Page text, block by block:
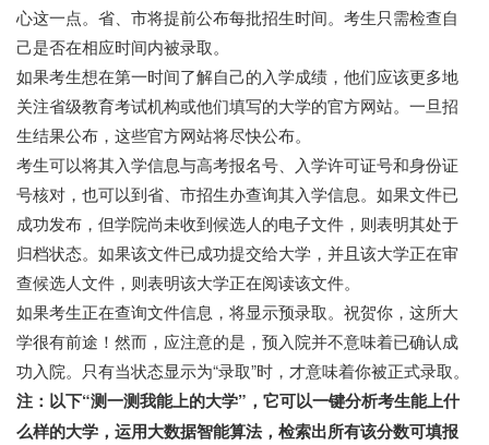
心这一点。省、市将提前公布每批招生时间。考生只需检查自
己是否在相应时间内被录取。
如果考生想在第一时间了解自己的入学成绩，他们应该更多地
关注省级教育考试机构或他们填写的大学的官方网站。一旦招
生结果公布，这些官方网站将尽快公布。
考生可以将其入学信息与高考报名号、入学许可证号和身份证
号核对，也可以到省、市招生办查询其入学信息。如果文件已
成功发布，但学院尚未收到候选人的电子文件，则表明其处于
归档状态。如果该文件已成功提交给大学，并且该大学正在审
查候选人文件，则表明该大学正在阅读该文件。
如果考生正在查询文件信息，将显示预录取。祝贺你，这所大
学很有前途！然而，应注意的是，预入院并不意味着已确认成
功入院。只有当状态显示为“录取”时，才意味着你被正式录取。
注：以下“测一测我能上的大学”，它可以一键分析考生能上什
么样的大学，运用大数据智能算法，检索出所有该分数可填报